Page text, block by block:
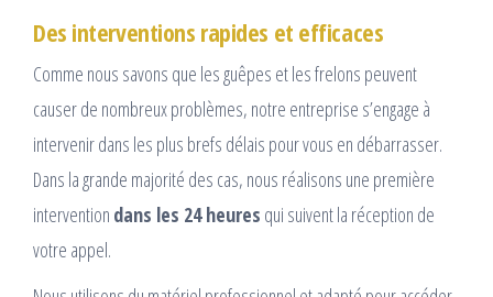
Des interventions rapides et efficaces
Comme nous savons que les guêpes et les frelons peuvent
causer de nombreux problèmes, notre entreprise s’engage à
intervenir dans les plus brefs délais pour vous en débarrasser.
Dans la grande majorité des cas, nous réalisons une première
intervention dans les 24 heures qui suivent la réception de
votre appel.